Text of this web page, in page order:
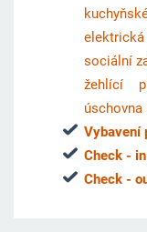
sociální
žehlící
úschovna
Vybavení
Check -
Check -